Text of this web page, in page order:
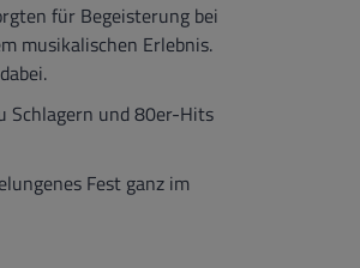
für Begeisterung bei
musikalischen Erlebnis.
Schlagern und 80er-Hits
Fest ganz im